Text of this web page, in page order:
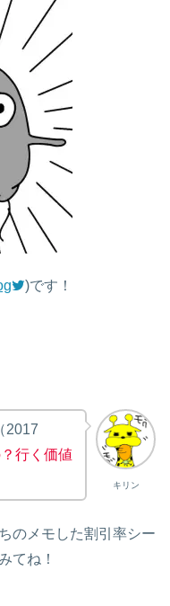
)です！
キリン
2017
行く価値
のメモした割引率シー
てね！